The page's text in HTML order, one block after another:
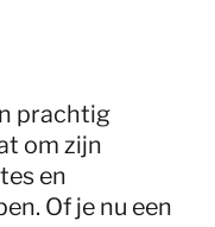
prachtig
om zijn
en
Of je nu een